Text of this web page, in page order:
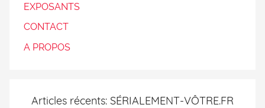
EXPOSANTS
CONTACT
A PROPOS
Articles récents: SÉRIALEMENT-VÔTRE.FR